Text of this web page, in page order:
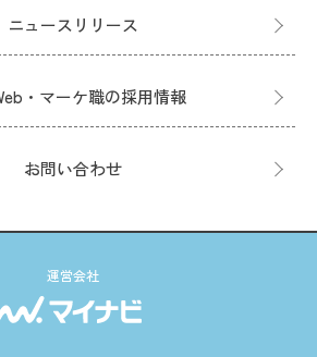
ニュースリリース
・マーケ職の採用情報
お問い合わせ
運営会社